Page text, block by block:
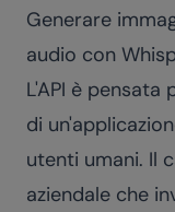
Generare
audio con
L'API è
di
utenti umani. Il
aziendale che